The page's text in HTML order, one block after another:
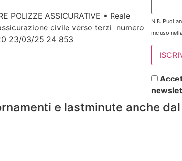
POLIZZE ASSICURATIVE ▪ Reale
civile verso terzi numero
23/03/25 24 853
N.B. Puoi
incluso
e lastminute anche